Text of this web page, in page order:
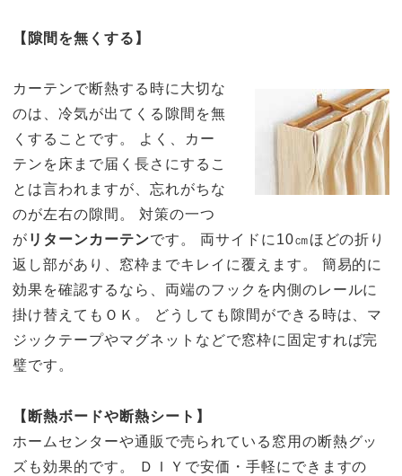
【隙間を無くする】
カーテンで断熱する時に大切な
のは、冷気が出てくる隙間を無
くすることです。 よく、カー
テンを床まで届く長さにするこ
とは言われますが、忘れがちな
のが左右の隙間。 対策の一つ
が リターンカーテンです。 両サイドに10㎝ほどの折り
返し部があり、窓枠までキレイに覆えます。 簡易的に
効果を確認するなら、両端のフックを内側のレールに
掛け替えてもＯＫ。 どうしても隙間ができる時は、マ
ジックテープやマグネットなどで窓枠に固定すれば完
璧です。
【断熱ボードや断熱シート】
ホームセンターや通販で売られている窓用の断熱グッ
ズも効果的です。 ＤＩＹで安価・手軽にできますの